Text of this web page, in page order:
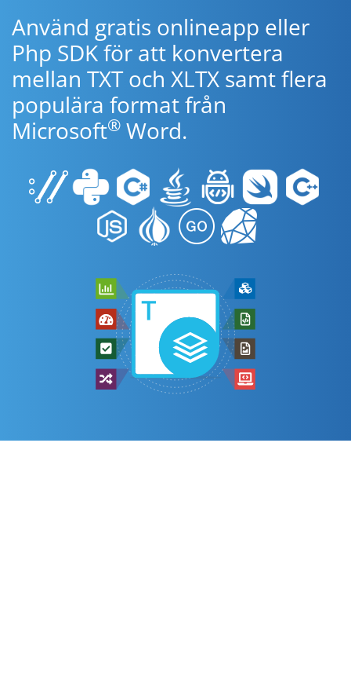
Använd gratis onlineapp eller
Php SDK för att konvertera
mellan TXT och XLTX samt flera
populära format från
Microsoft® Word.